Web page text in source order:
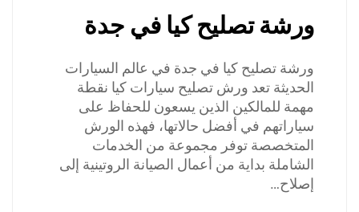
ورشة تصليح كيا في جدة
ورشة تصليح كيا في جدة في عالم السيارات
الحديثة تعد ورش تصليح سيارات كيا نقطة
مهمة للمالكين الذين يسعون للحفاظ على
سياراتهم في أفضل حالاتها، فهذه الورش
المتخصصة توفر مجموعة من الخدمات
الشاملة بداية من أعمال الصيانة الروتينية إلى
إصلاح…